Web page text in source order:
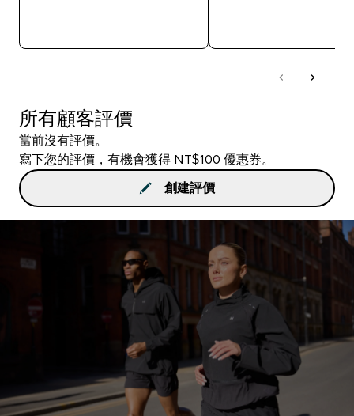
所有顧客評價
當前沒有評價。
寫下您的評價，有機會獲得 NT$100 優惠券。
創建評價